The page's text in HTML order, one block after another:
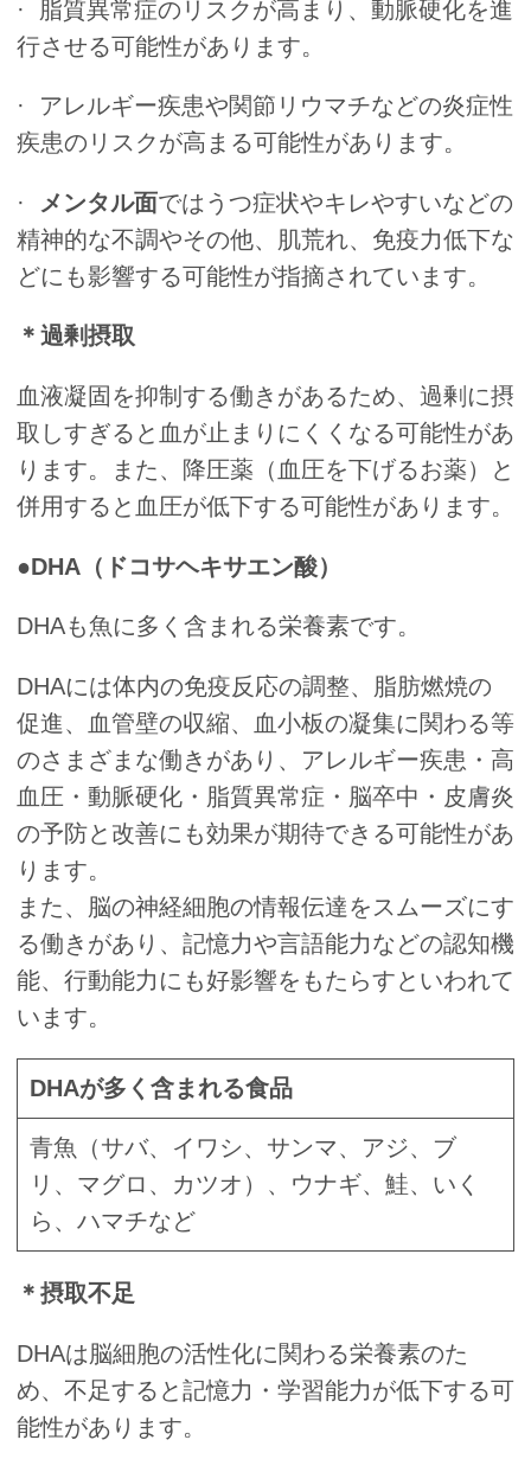
· 脂質異常症のリスクが高まり、動脈硬化を進
行させる可能性があります。
· アレルギー疾患や関節リウマチなどの炎症性
疾患のリスクが高まる可能性があります。
· メンタル面ではうつ症状やキレやすいなどの
精神的な不調やその他、肌荒れ、免疫力低下な
どにも影響する可能性が指摘されています。
＊過剰摂取
血液凝固を抑制する働きがあるため、過剰に摂
取しすぎると血が止まりにくくなる可能性があ
ります。また、降圧薬（血圧を下げるお薬）と
併用すると血圧が低下する可能性があります。
●DHA（ドコサヘキサエン酸）
DHAも魚に多く含まれる栄養素です。
DHAには体内の免疫反応の調整、脂肪燃焼の
促進、血管壁の収縮、血小板の凝集に関わる等
のさまざまな働きがあり、アレルギー疾患・高
血圧・動脈硬化・脂質異常症・脳卒中・皮膚炎
の予防と改善にも効果が期待できる可能性があ
ります。
また、脳の神経細胞の情報伝達をスムーズにす
る働きがあり、記憶力や言語能力などの認知機
能、行動能力にも好影響をもたらすといわれて
います。
DHAが多く含まれる食品
青魚（サバ、イワシ、サンマ、アジ、ブ
リ、マグロ、カツオ）、ウナギ、鮭、いく
ら、ハマチなど
＊摂取不足
DHAは脳細胞の活性化に関わる栄養素のた
め、不足すると記憶力・学習能力が低下する可
能性があります。